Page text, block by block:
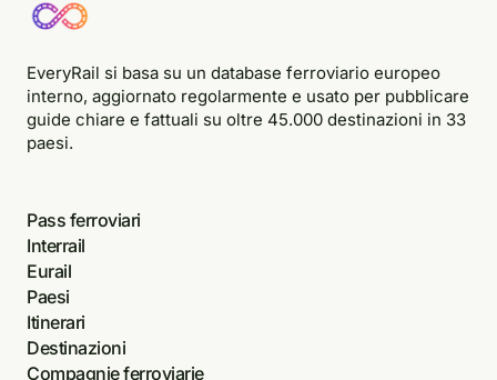
EveryRail si basa su un database ferroviario europeo
interno, aggiornato regolarmente e usato per pubblicare
guide chiare e fattuali su oltre 45.000 destinazioni in 33
paesi.
Pass ferroviari
Interrail
Eurail
Paesi
Itinerari
Destinazioni
Compagnie ferroviarie